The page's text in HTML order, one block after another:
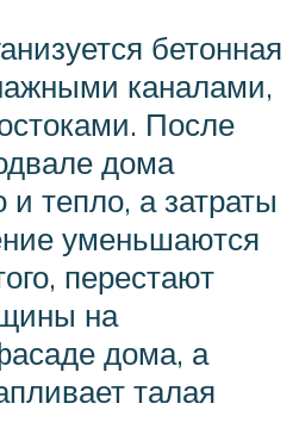
бетонная
каналами,
После
дома
и тепло, а затраты
уменьшаются
перестают
на
дома, а
талая